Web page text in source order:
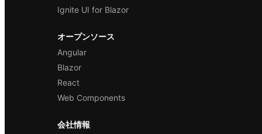
Ignite UI for Blazor
オープンソース
Angular
Blazor
React
Web Components
会社情報